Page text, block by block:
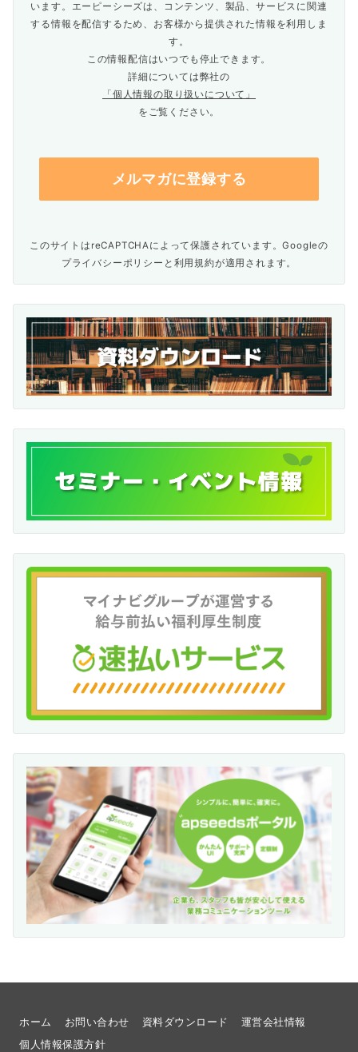
います。エーピーシーズは、コンテンツ、製品、サービスに関連
する情報を配信するため、お客様から提供された情報を利用しま
す。
この情報配信はいつでも停止できます。
詳細については弊社の
「個人情報の取り扱いについて」
をご覧ください。
このサイトはreCAPTCHAによって保護されています。Googleの
プライバシーポリシー と 利用規約が適用されます。
ホーム お問い合わせ 資料ダウンロード
運営会社情報
個人情報保護方針